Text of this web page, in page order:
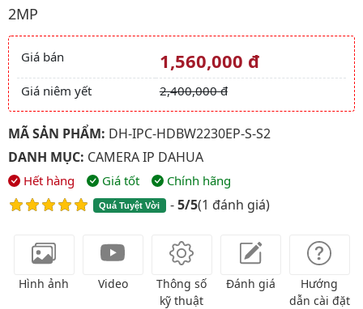
2MP
Giá và khuyến mãi
Giá bán 1,560,000 đ
Giá niêm yết 2,400,000 đ
MÃ SẢN PHẨM: DH-IPC-HDBW2230EP-S-S2
DANH MỤC: CAMERA IP DAHUA
Hết hàng Giá tốt Chính hãng
Quá Tuyệt Vời -5/5(1 đánh giá)
Hình ảnh Video
Thông số
kỹ thuật
Đánh giá
Hướng
dẫn cài đặt